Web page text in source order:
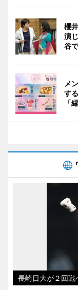
櫻
演
谷
メ
す
「
長崎日大が２回